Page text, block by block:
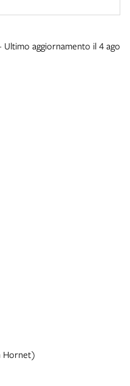
Hornet)
aggiornamento il 4 ago